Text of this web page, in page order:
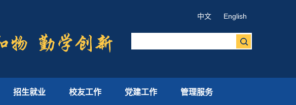
中文 English
招生就业 校友工作 党建工作 管理服务